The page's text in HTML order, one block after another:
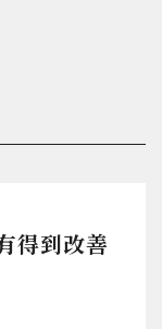
得到改善